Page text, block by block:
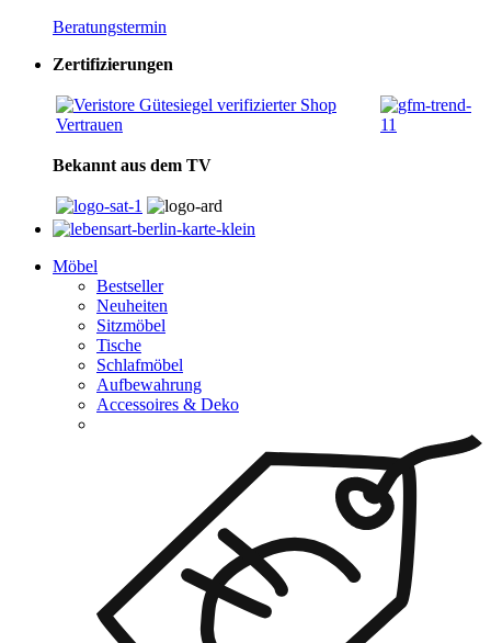
Beratungstermin
Zertifizierungen
Bekannt aus dem TV
Möbel
Bestseller
Neuheiten
Sitzmöbel
Tische
Schlafmöbel
Aufbewahrung
Accessoires & Deko